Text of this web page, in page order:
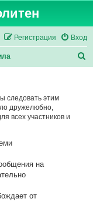
Вход
Регистрация
следовать этим
дружелюбно,
всех участников и
на
от